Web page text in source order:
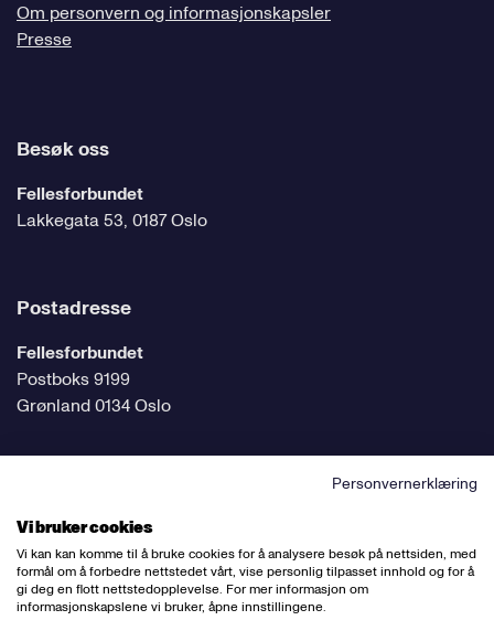
Om personvern og informasjonskapsler
Presse
Besøk oss
Fellesforbundet
Lakkegata 53, 0187 Oslo
Postadresse
Fellesforbundet
Postboks 9199
Grønland 0134 Oslo
Følg oss på sosiale medier
Personvernerklæring
Vi bruker cookies
Vi kan kan komme til å bruke cookies for å analysere besøk på nettsiden, med
formål om å forbedre nettstedet vårt, vise personlig tilpasset innhold og for å
gi deg en flott nettstedopplevelse. For mer informasjon om
informasjonskapslene vi bruker, åpne innstillingene.